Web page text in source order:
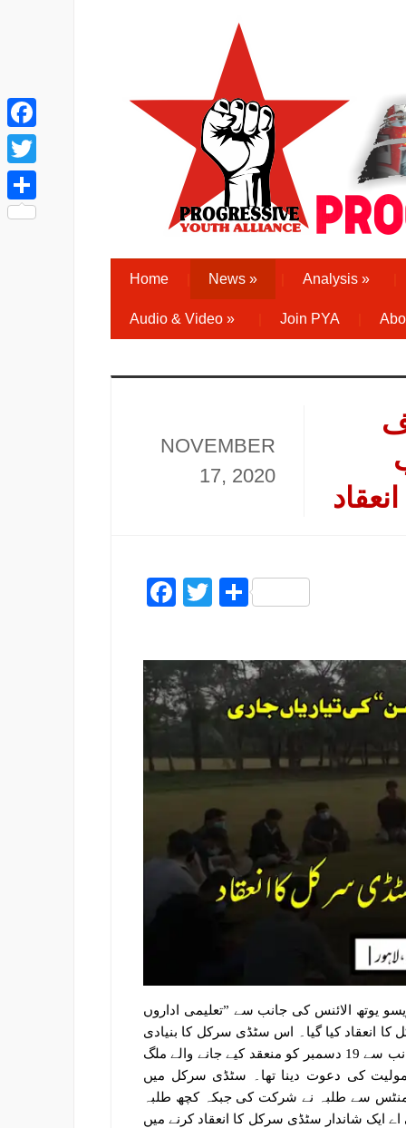
Home News » Analysis »
Audio & Video » Join PYA
NOVEMBER
17, 2020
Facebook
Twitter
Share
یوتھ الائنس کی جانب سے ”تعلیمی اداروں
انعقاد کیا گیا۔ اس سٹڈی سرکل کا بنیادی
مقصد پنجاب یونیورسٹی کے طلبہ تک پروگریسو یوتھ الائنس کی جانب سے 19 دسمبر کو منعقد کیے جانے والے ملگ
کی دعوت دینا تھا۔ سٹڈی سرکل میں
سے طلبہ نے شرکت کی جبکہ کچھ طلبہ
شاندار سٹڈی سرکل کا انعقاد کرنے میں
Facebook
Twitter
Share